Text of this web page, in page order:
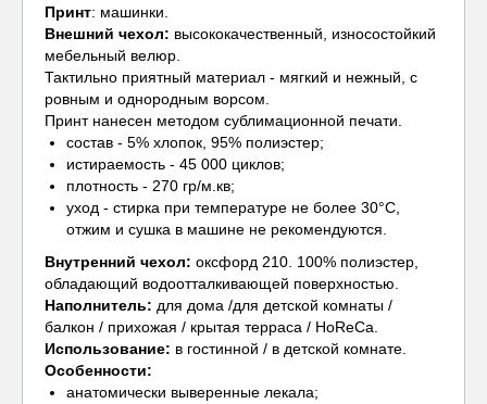
Принт: машинки.
Внешний чехол: высококачественный, износостойкий
мебельный велюр.
Тактильно приятный материал - мягкий и нежный, с
ровным и однородным ворсом.
Принт нанесен методом сублимационной печати.
состав - 5% хлопок, 95% полиэстер;
истираемость - 45 000 циклов;
плотность - 270 гр/м.кв;
уход - стирка при температуре не более 30°С,
отжим и сушка в машине не рекомендуются.
Внутренний чехол: оксфорд 210. 100% полиэстер,
обладающий водоотталкивающей поверхностью.
Наполнитель: для дома /для детской комнаты /
балкон / прихожая / крытая терраса / HoReCa.
Использование: в гостинной / в детской комнате.
Особенности:
анатомически выверенные лекала;